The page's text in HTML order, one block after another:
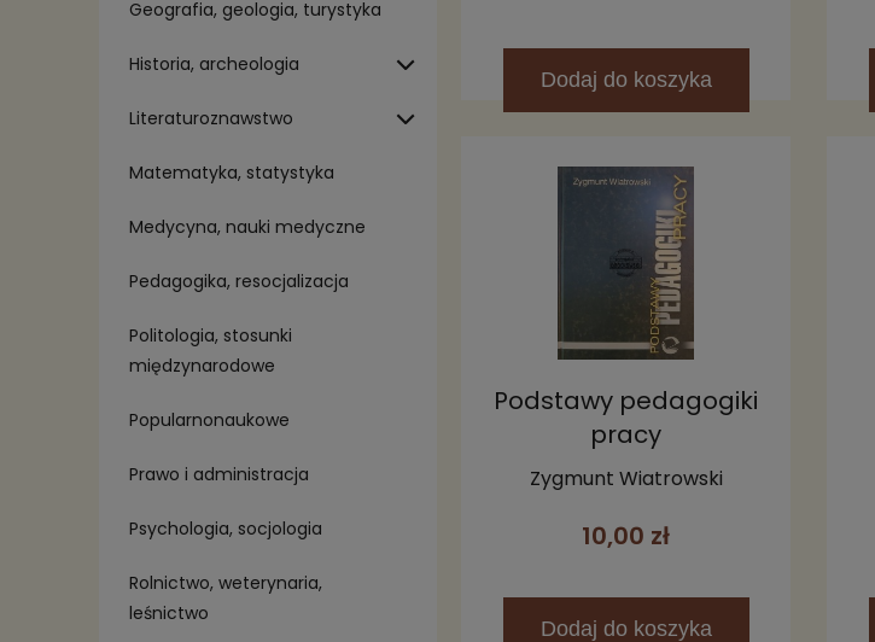
Geografia, geologia, turystyka
Historia, archeologia
Literaturoznawstwo
Matematyka, statystyka
Medycyna, nauki medyczne
Pedagogika, resocjalizacja
Politologia, stosunki
międzynarodowe
Popularnonaukowe
Prawo i administracja
Psychologia, socjologia
Rolnictwo, weterynaria,
leśnictwo
Dodaj do koszyka
Podstawy pedagogiki
pracy
Zygmunt Wiatrowski
10,00 zł
Dodaj do koszyka